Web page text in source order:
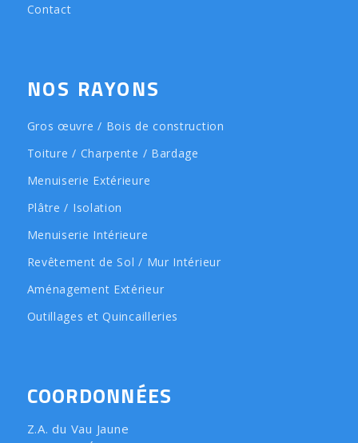
Contact
NOS RAYONS
Gros œuvre / Bois de construction
Toiture / Charpente / Bardage
Menuiserie Extérieure
Plâtre / Isolation
Menuiserie Intérieure
Revêtement de Sol / Mur Intérieur
Aménagement Extérieur
Outillages et Quincailleries
COORDONNÉES
Z.A. du Vau Jaune